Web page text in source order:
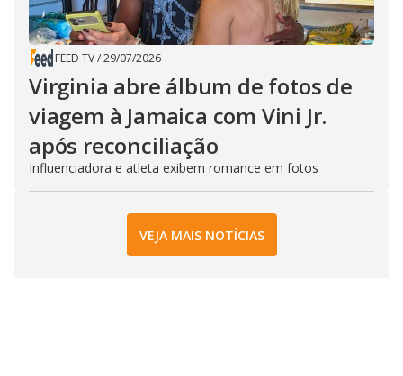
FEED TV/29/07/2026
Virginia abre álbum de fotos de
viagem à Jamaica com Vini Jr.
após reconciliação
Influenciadora e atleta exibem romance em fotos
VEJA MAIS NOTÍCIAS